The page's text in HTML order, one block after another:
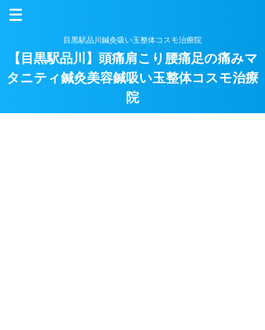
目黒駅品川鍼灸吸い玉整体コスモ治療院
【目黒駅品川】頭痛肩こり腰痛足の痛みマ
タニティ鍼灸美容鍼吸い玉整体コスモ治療
院